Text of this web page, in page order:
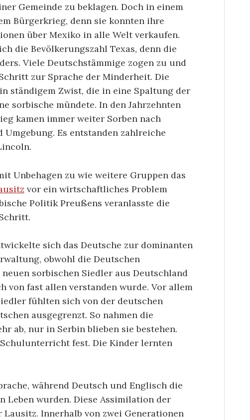
Gemeinde zu beklagen. Doch in einem
Bürgerkrieg, denn sie konnten ihre
über Mexiko in alle Welt verkaufen.
die Bevölkerungszahl Texas, denn die
Viele Deutschstämmige zogen zu und
zur Sprache der Minderheit. Die
ständigem Zwist, die in eine Spaltung der
sorbische mündete. In den Jahrzehnten
kamen immer weiter Sorben nach
Es entstanden zahlreiche
Unbehagen zu wie weitere Gruppen das
vor ein wirtschaftliches Problem
Politik Preußens veranlasste die
sich das Deutsche zur dominanten
obwohl die Deutschen
sorbischen Siedler aus Deutschland
von fast allen verstanden wurde. Vor allem
fühlten sich von der deutschen
ausgegrenzt. So nahmen die
ab, nur in Serbin blieben sie bestehen.
fest. Die Kinder lernten
während Deutsch und Englisch die
Leben wurden. Diese Assimilation der
Innerhalb von zwei Generationen